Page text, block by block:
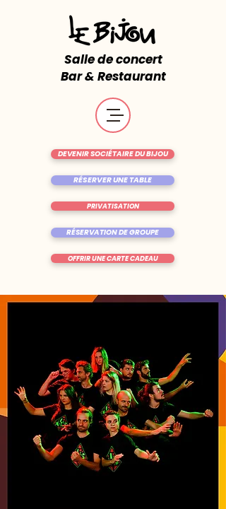
Salle de concert
Bar & Restaurant
RÉSERVER UNE TABLE
OFFRIR UNE CARTE CADEAU
DEVENIR SOCIÉTAIRE DU BIJOU
RÉSERVATION DE GROUPE
PRIVATISATION